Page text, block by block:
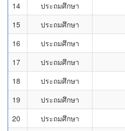
14
ประถมศึกษา
15
ประถมศึกษา
16
ประถมศึกษา
17
ประถมศึกษา
18
ประถมศึกษา
19
ประถมศึกษา
20
ประถมศึกษา